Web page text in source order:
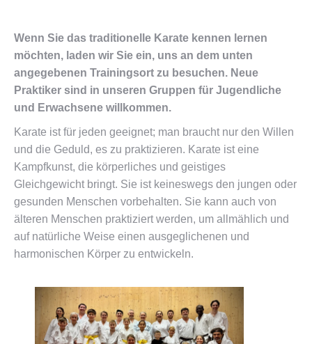
Wenn Sie das traditionelle Karate kennen lernen
möchten, laden wir Sie ein, uns an dem unten
angegebenen Trainingsort zu besuchen. Neue
Praktiker sind in unseren Gruppen für Jugendliche
und Erwachsene willkommen.
Karate ist für jeden geeignet; man braucht nur den Willen
und die Geduld, es zu praktizieren. Karate ist eine
Kampfkunst, die körperliches und geistiges
Gleichgewicht bringt. Sie ist keineswegs den jungen oder
gesunden Menschen vorbehalten. Sie kann auch von
älteren Menschen praktiziert werden, um allmählich und
auf natürliche Weise einen ausgeglichenen und
harmonischen Körper zu entwickeln.